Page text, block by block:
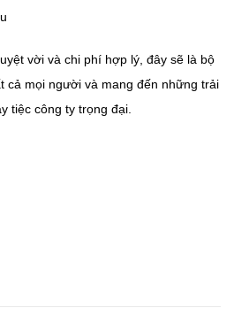
vời và chi phí hợp lý, đây sẽ là bộ
cả mọi người và mang đến những trải
tiệc công ty trọng đại.